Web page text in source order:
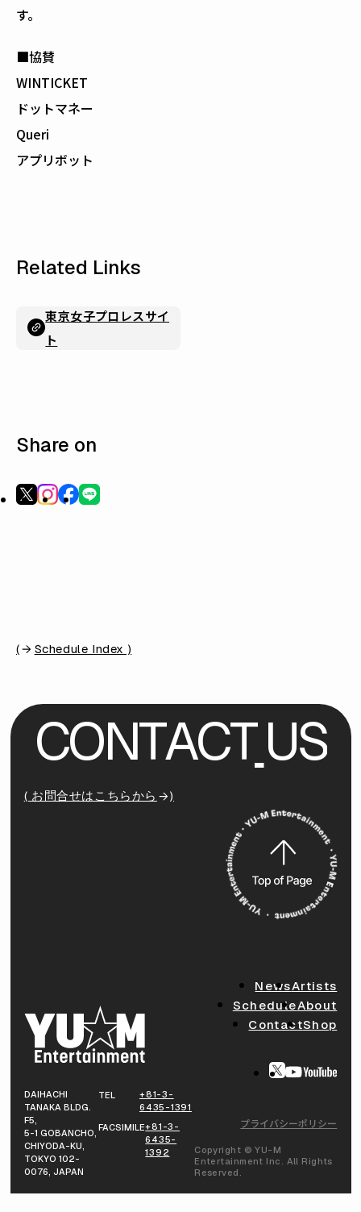
す。
■協賛
WINTICKET
ドットマネー
Queri
アプリボット
Related Links
東京女子プロレスサイ
ト
Share on
( Schedule Index )
CONTACT US
( お問合せはこちらから )
DAIHACHI
TANAKA BLDG.
F5,
5-1 GOBANCHO,
CHIYODA-KU,
TOKYO 102-
0076, JAPAN
TEL
+81-3-
6435-1391
FACSIMILE+81-3-
6435-
1392
NewsArtists
ScheduleAbout
ContactShop
プライバシーポリシー
Copyright © YU-M
Entertainment Inc. All Rights
Reserved.